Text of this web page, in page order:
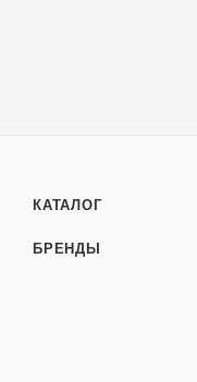
КАТАЛОГ
БРЕНДЫ